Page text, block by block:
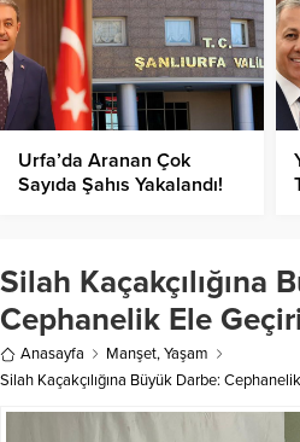
Urfa’da Aranan Çok
Sayıda Şahıs Yakalandı!
Silah Kaçakçılığına
Cephanelik Ele
Anasayfa Manşet,Yaşam
Silah Kaçakçılığına Büyük Darbe: